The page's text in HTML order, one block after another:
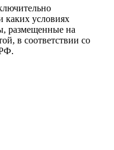
условиях
размещенные на
в соответствии со